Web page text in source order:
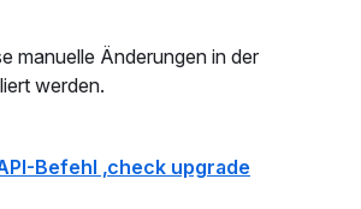
manuelle Änderungen in der
werden.
Befehl ‚check upgrade